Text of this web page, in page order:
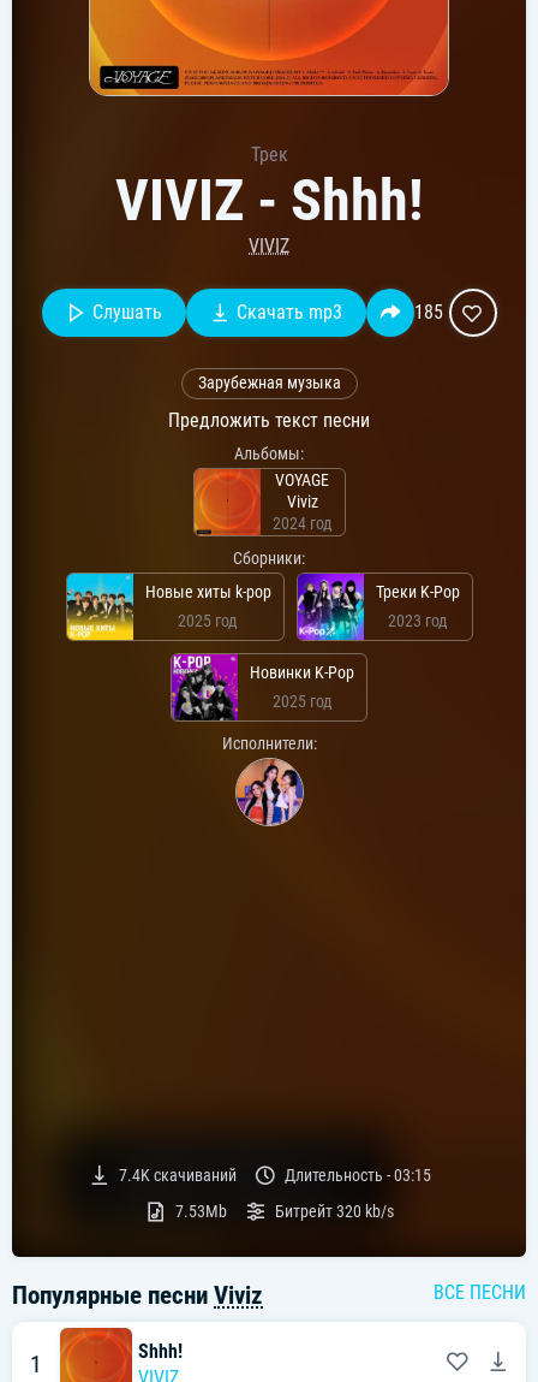
Трек
VIVIZ - Shhh!
VIVIZ
Слушать Скачать mp3 185
Зарубежная музыка
Предложить текст песни
Альбомы:
VOYAGE
Viviz
2024 год
Сборники:
Новые хиты k-pop
2025 год
Треки K-Pop
2023 год
Новинки K-Pop
2025 год
Исполнители:
7.4Kскачиваний Длительность -03:15
7.53Mb
Битрейт320 kb/s
Популярные песни Viviz ВСЕ ПЕСНИ
1
Shhh!
VIVIZ